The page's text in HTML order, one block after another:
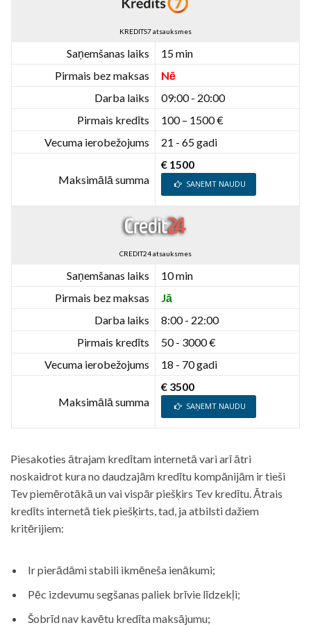
KREDITS7 atsauksmes
Saņemšanas laiks
15 min
Pirmais bez maksas
Nē
Darba laiks
09:00 - 20:00
Pirmais kredīts
100 – 1500 €
Vecuma ierobežojums
21 - 65 gadi
Maksimālā summa
€ 1500
SAŅEMT NAUDU
CREDIT24 atsauksmes
Saņemšanas laiks
10 min
Pirmais bez maksas
Jā
Darba laiks
8:00 - 22:00
Pirmais kredīts
50 - 3000 €
Vecuma ierobežojums
18 - 70 gadi
Maksimālā summa
€ 3500
SAŅEMT NAUDU
Piesakoties ātrajam kredītam internetā vari arī ātri
noskaidrot kura no daudzajām kredītu kompānijām ir tieši
Tev piemērotākā un vai vispār piešķirs Tev kredītu. Ātrais
kredīts internetā tiek piešķirts, tad, ja atbilsti dažiem
kritērijiem:
Ir pierādāmi stabili ikmēneša ienākumi;
Pēc izdevumu segšanas paliek brīvie līdzekļi;
Šobrīd nav kavētu kredīta maksājumu;